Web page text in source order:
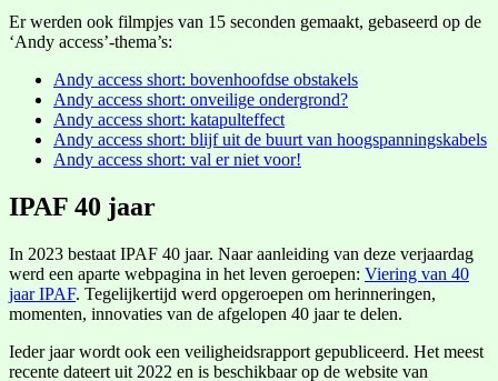
Er werden ook filmpjes van 15 seconden gemaakt, gebaseerd op de
‘Andy access’-thema’s:
Andy access short: bovenhoofdse obstakels
Andy access short: onveilige ondergrond?
Andy access short: katapulteffect
Andy access short: blijf uit de buurt van hoogspanningskabels
Andy access short: val er niet voor!
IPAF 40 jaar
In 2023 bestaat IPAF 40 jaar. Naar aanleiding van deze verjaardag
werd een aparte webpagina in het leven geroepen: Viering van 40
jaar IPAF. Tegelijkertijd werd opgeroepen om herinneringen,
momenten, innovaties van de afgelopen 40 jaar te delen.
Ieder jaar wordt ook een veiligheidsrapport gepubliceerd. Het meest
recente dateert uit 2022 en is beschikbaar op de website van